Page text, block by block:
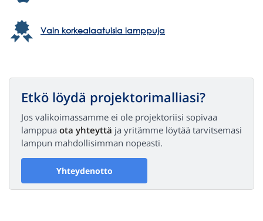
Vain korkealaatuisia lamppuja
Etkö löydä projektorimalliasi?
Jos valikoimassamme ei ole projektoriisi sopivaa
lamppua ota yhteyttä ja yritämme löytää tarvitsemasi
lampun mahdollisimman nopeasti.
Yhteydenotto